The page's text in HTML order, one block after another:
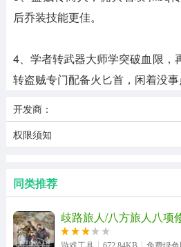
后乔装技能更佳。
4、学者转武器大师学突破血限，
转盗贼专门配备火匕首，闲着没事
开发商：
权限须知
同类推荐
歧路旅人/八方旅人八项